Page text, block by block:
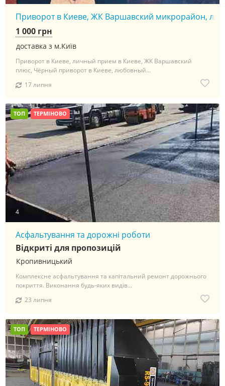
Приворот в Киеве, ЖК Варшавский микрорайон,
доставка з м.Київ
1 000 грн
Приворот в Киеве, личный прием в Киеве, ЖК Варшавский
плюс, Чёрный приворот в Киеве, любовный...
17 липня
ТОП ТЕРМІНОВО
4
Асфальтування та дорожні роботи
Кропивницький
Відкриті для пропозицій
Комплексне асфальтування та капітальний ремонт дорожнього
покриття. Виконання будь-яких видів...
23 липня
ТОП ТЕРМІНОВО